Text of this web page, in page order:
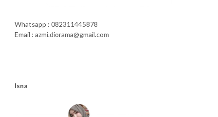
Whatsapp : 082311445878
Email : azmi.diorama@gmail.com
Isna